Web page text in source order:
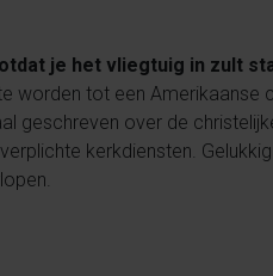
je het vliegtuig in zult
worden tot een
geschreven over de
kerkdiensten.